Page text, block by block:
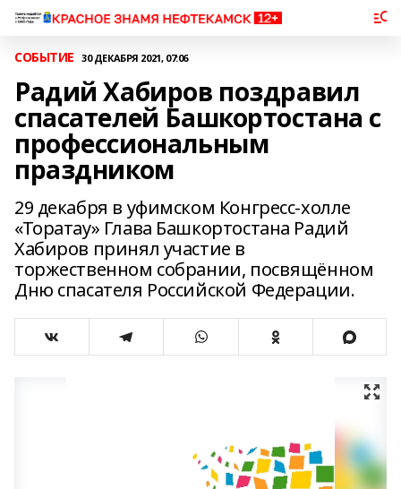
СОБЫТИЕ 30 ДЕКАБРЯ 2021, 07:06
Радий Хабиров поздравил
спасателей Башкортостана с
профессиональным
праздником
29 декабря в уфимском Конгресс-холле
«Торатау» Глава Башкортостана Радий
Хабиров принял участие в
торжественном собрании, посвящённом
Дню спасателя Российской Федерации.